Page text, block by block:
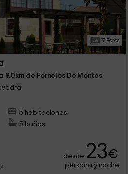
17 Fotos
de Fornelos De Montes
5 habitaciones
5 baños
desde 23€
persona y noche